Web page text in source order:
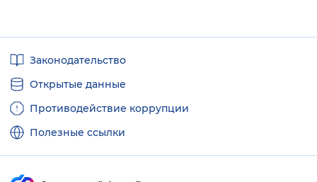
ссылкиЗаконодательство
Открытые данные
Противодействие коррупции
Полезные ссылки